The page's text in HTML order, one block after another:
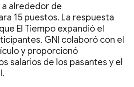
a alrededor de
15 puestos. La respuesta
El Tiempo expandió el
GNI colaboró con el
y proporcionó
salarios de los pasantes y el